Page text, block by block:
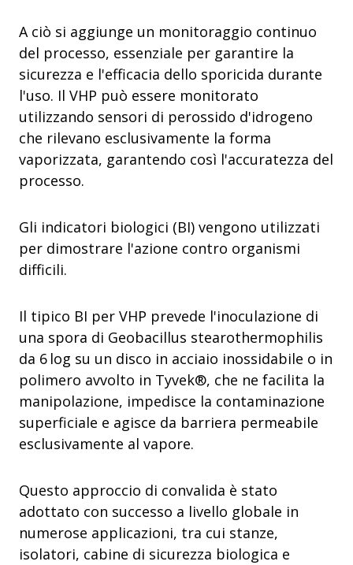
A ciò si aggiunge un monitoraggio continuo
del processo, essenziale per garantire la
sicurezza e l'efficacia dello sporicida durante
l'uso. Il VHP può essere monitorato
utilizzando sensori di perossido d'idrogeno
che rilevano esclusivamente la forma
vaporizzata, garantendo così l'accuratezza del
processo.
Gli indicatori biologici (BI) vengono utilizzati
per dimostrare l'azione contro organismi
difficili.
Il tipico BI per VHP prevede l'inoculazione di
una spora di Geobacillus stearothermophilis
da 6 log su un disco in acciaio inossidabile o in
polimero avvolto in Tyvek®, che ne facilita la
manipolazione, impedisce la contaminazione
superficiale e agisce da barriera permeabile
esclusivamente al vapore.
Questo approccio di convalida è stato
adottato con successo a livello globale in
numerose applicazioni, tra cui stanze,
isolatori, cabine di sicurezza biologica e